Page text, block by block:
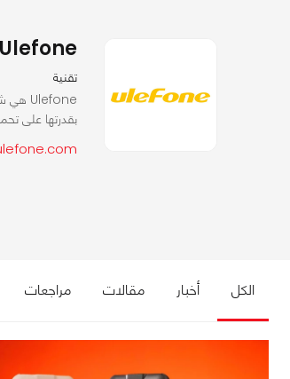
Ulefone
تقنية
بقدرتها على
الكل أخبار مقالات مراجعات